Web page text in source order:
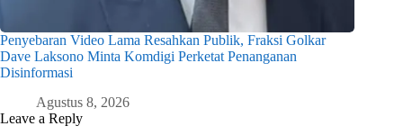
Penyebaran Video Lama Resahkan Publik, Fraksi Golkar
Dave Laksono Minta Komdigi Perketat Penanganan
Disinformasi
Agustus 8, 2026
Leave a Reply